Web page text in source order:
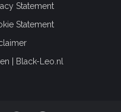
Statement
Statement
| Black-Leo.nl